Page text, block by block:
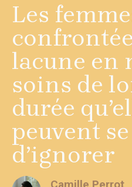
Les
lacune en
soins de
durée
peuvent
d’ignorer
Camille Perrot